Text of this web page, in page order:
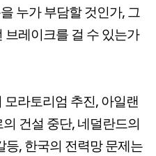
누가 부담할 것인가, 그
브레이크를 걸 수 있는가
라토리엄 추진, 아일랜
건설 중단, 네덜란드의
등, 한국의 전력망 문제는